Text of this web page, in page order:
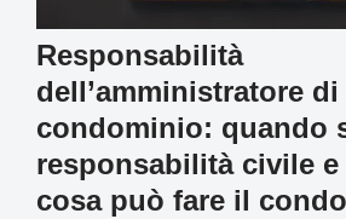
Responsabilità
dell’amministratore di
condominio: quando
responsabilità civile e
cosa può fare il